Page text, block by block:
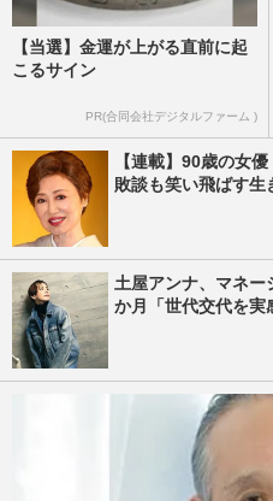
【当選】金運が上がる直前に起
こるサイン
PR(合同会社デジタルファーム )
【連載】90歳の女
敗談も笑い飛ばす生
土屋アンナ、マネ
か月「世代交代を実